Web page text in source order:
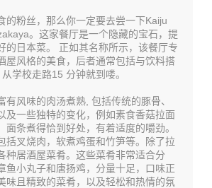
的粉丝，那么你一定要去尝一下Kaiju
。这家餐厅是一个隐藏的宝石，提
的日本菜。
正如其名称所示，该餐厅专
屋风格的美食，后者通常包括与饮料搭
学校走路15 分钟就到喽。
有风味的肉汤煮熟, 包括传统的豚骨、
及一些独特的变化，例如素食香菇拉面
面条煮得恰到好处，有着适度的嚼劲。
括叉烧肉，软煮鸡蛋和竹笋等。
除了拉
种居酒屋菜肴。这些菜肴非常适合分
鱼小丸子和唐扬鸡，分量十足，口味正
味且精致的菜肴，以及轻松和热情的氛